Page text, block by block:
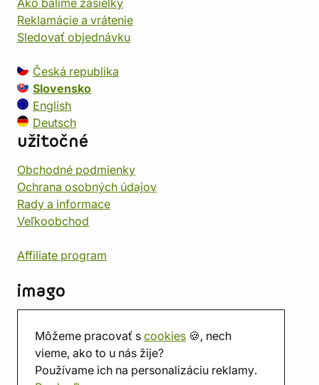
Môžeme pracovať s cookies 🍪, nech
vieme, ako to u nás žije?
Používame ich na personalizáciu reklamy.
Ako balíme zásielky
Reklamácie a vrátenie
Sledovať objednávku
Česká republika
Slovensko
English
Deutsch
užitočné
Obchodné podmienky
Ochrana osobných údajov
Rady a informace
Veľkoobchod
Affiliate program
imago
Predajňa
Herňa
O nás